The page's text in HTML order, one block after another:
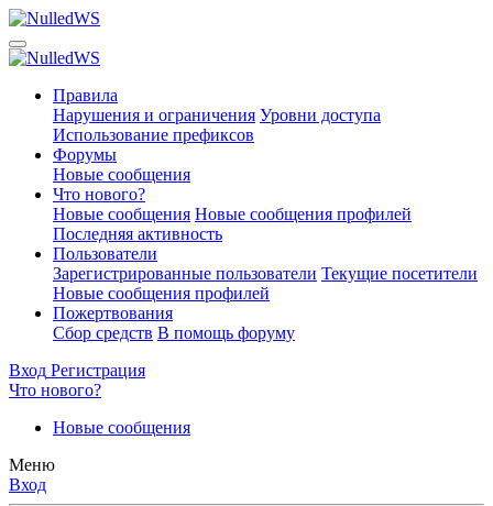
Правила
Нарушения и ограничения Уровни доступа
Использование префиксов
Форумы
Новые сообщения
Что нового?
Новые сообщения Новые сообщения профилей
Последняя активность
Пользователи
Зарегистрированные пользователи Текущие посетители
Новые сообщения профилей
Пожертвования
Сбор средств В помощь форуму
Вход Регистрация
Что нового?
Новые сообщения
Меню
Вход